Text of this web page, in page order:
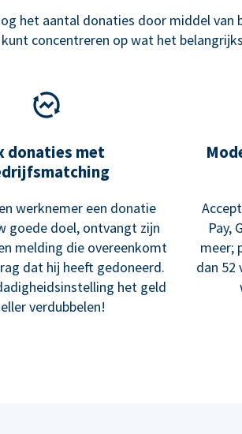
het aantal donaties door middel van
concentreren op wat het
donaties met
werknemer een donatie
goede doel, ontvangt zijn
melding die overeenkomt
dat hij heeft gedoneerd.
het geld
verdubbelen!
Pay,
meer;
dan 52